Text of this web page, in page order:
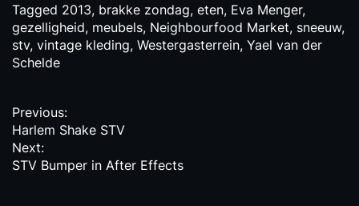
Tagged 2013, brakke zondag, eten, Eva Menger,
gezelligheid, meubels, Neighbourfood Market, sneeuw,
stv, vintage kleding, Westergasterrein, Yael van der
Schelde
P
o
s
Previous:
Harlem Shake STV
Next:
STV Bumper in After Effects